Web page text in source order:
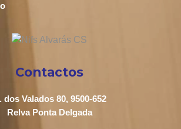
Contactos
dos Valados 80, 9500-652
Relva Ponta Delgada